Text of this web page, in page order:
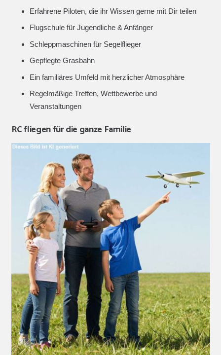
Erfahrene Piloten, die ihr Wissen gerne mit Dir teilen
Flugschule für Jugendliche & Anfänger
Schleppmaschinen für Segelflieger
Gepflegte Grasbahn
Ein familiäres Umfeld mit herzlicher Atmosphäre
Regelmäßige Treffen, Wettbewerbe und
Veranstaltungen
RC fliegen für die ganze Familie